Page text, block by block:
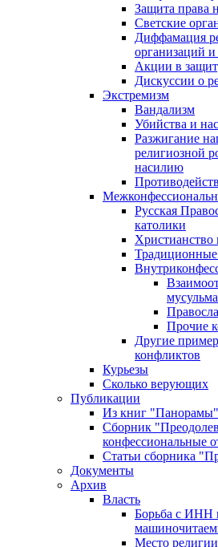
Защита права
Светские
Диффамация
организаций
Акции в
Дискуссии о
Экстремизм
Вандализм
Убийства и
Разжигание
религиозной
насилию
Русская
католики
Христианство
Прочие
Другие
конфликтов
Курьезы
Сколько верующих
Публикации
Из книг "Панорамы"
Сборник
конфессиональные
Статьи сборника
Документы
Архив
Власть
Борьба с ИНН
Место